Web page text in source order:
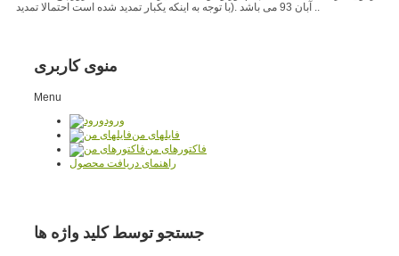
آبان 93 می باشد .(با توجه به اینکه یکبار تمدید شده است احتمالا تمدید ..
منوی کاربری
Menu
ورود
فایلهای من
فاکتورهای من
راهنمای دریافت محصول
جستجو توسط کلید واژه ها